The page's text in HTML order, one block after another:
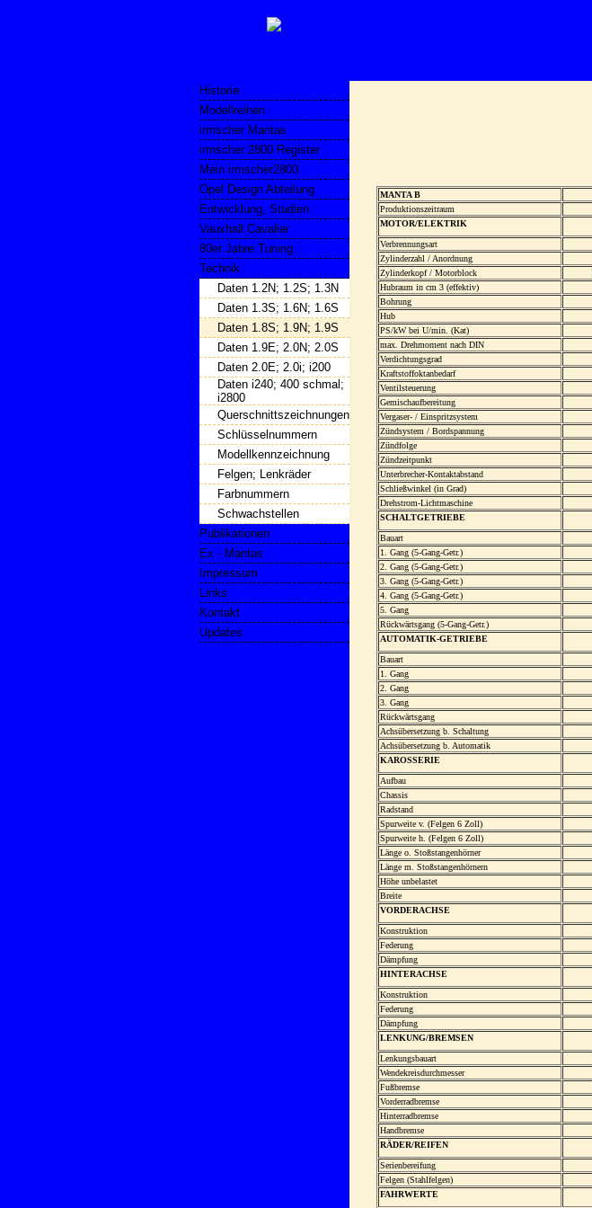
Historie
Modellreihen
irmscher Mantas
irmscher 2800 Register
Mein irmscher2800
Opel Design Abteilung
Entwicklung, Studien
Vauxhall Cavalier
80er Jahre Tuning
Technik
Daten 1.2N; 1.2S; 1.3N
Daten 1.3S; 1.6N; 1.6S
Daten 1.8S; 1.9N; 1.9S
Daten 1.9E; 2.0N; 2.0S
Daten 2.0E; 2.0i; i200
Daten i240; 400 schmal;
i2800
Querschnittszeichnungen
Schlüsselnummern
Modellkennzeichnung
Felgen; Lenkräder
Farbnummern
Schwachstellen
Publikationen
Ex - Mantas
Impressum
Links
Kontakt
Updates
MANTA B
Produktionszeitraum
MOTOR/ELEKTRIK
Verbrennungsart
Zylinderzahl / Anordnung
Zylinderkopf / Motorblock
Hubraum in cm 3 (effektiv)
Bohrung
Hub
PS/kW bei U/min. (Kat)
max. Drehmoment nach DIN
Verdichtungsgrad
Kraftstoffoktanbedarf
Ventilsteuerung
Gemischaufbereitung
Vergaser- / Einspritzsystem
Zündsystem / Bordspannung
Zündfolge
Zündzeitpunkt
Unterbrecher-Kontaktabstand
Schließwinkel (in Grad)
Drehstrom-Lichtmaschine
SCHALTGETRIEBE
Bauart
1. Gang (5-Gang-Getr.)
2. Gang (5-Gang-Getr.)
3. Gang (5-Gang-Getr.)
4. Gang (5-Gang-Getr.)
5. Gang
Rückwärtsgang (5-Gang-Getr.)
AUTOMATIK-GETRIEBE
Bauart
1. Gang
2. Gang
3. Gang
Rückwärtsgang
Achsübersetzung b. Schaltung
Achsübersetzung b. Automatik
KAROSSERIE
Aufbau
Chassis
Radstand
Spurweite v. (Felgen 6 Zoll)
Spurweite h. (Felgen 6 Zoll)
Länge o. Stoßstangenhörner
Länge m. Stoßstangenhörnern
Höhe unbelastet
Breite
VORDERACHSE
Konstruktion
Federung
Dämpfung
HINTERACHSE
Konstruktion
Federung
Dämpfung
LENKUNG/BREMSEN
Lenkungsbauart
Wendekreisdurchmesser
Fußbremse
Vorderradbremse
Hinterradbremse
Handbremse
RÄDER/REIFEN
Serienbereifung
Felgen (Stahlfelgen)
FAHRWERTE